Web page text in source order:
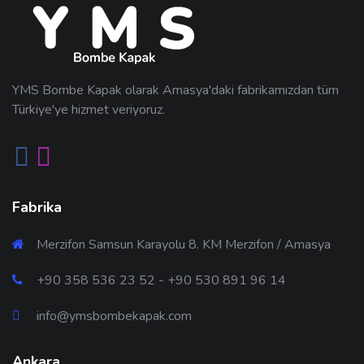
YMS Bombe Kapak olarak Amasya'daki fabrikamızdan tüm
Türkiye'ye hizmet veriyoruz.
Fabrika
Merzifon Samsun Karayolu 8. KM Merzifon / Amasya
+90 358 536 23 52 - +90 530 891 96 14
info@ymsbombekapak.com